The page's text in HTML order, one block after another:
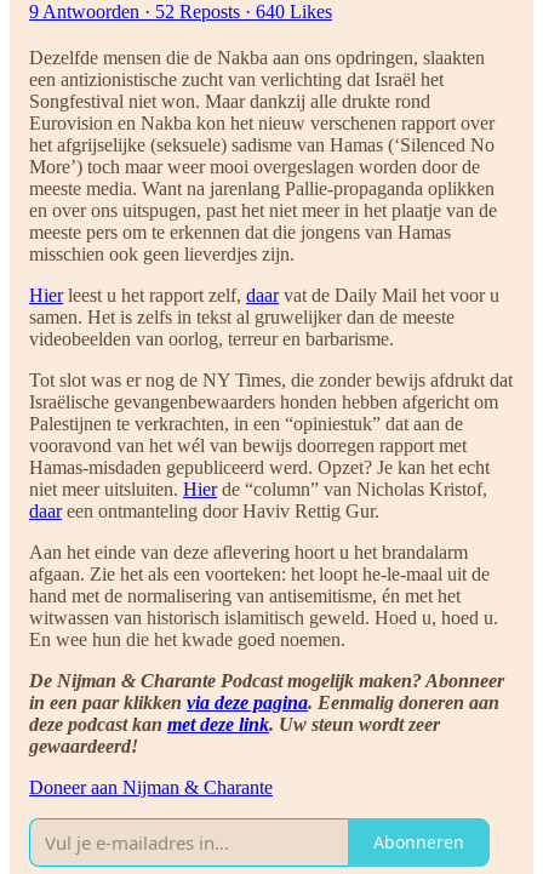
9 Antwoorden · 52 Reposts · 640 Likes
Dezelfde mensen die de Nakba aan ons opdringen, slaakten
een antizionistische zucht van verlichting dat Israël het
Songfestival niet won. Maar dankzij alle drukte rond
Eurovision en Nakba kon het nieuw verschenen rapport over
het afgrijselijke (seksuele) sadisme van Hamas (‘Silenced No
More’) toch maar weer mooi overgeslagen worden door de
meeste media. Want na jarenlang Pallie-propaganda oplikken
en over ons uitspugen, past het niet meer in het plaatje van de
meeste pers om te erkennen dat die jongens van Hamas
misschien ook geen lieverdjes zijn.
Hierleest u het rapport zelf, daarvat de Daily Mail het voor u
samen. Het is zelfs in tekst al gruwelijker dan de meeste
videobeelden van oorlog, terreur en barbarisme.
Tot slot was er nog de NY Times, die zonder bewijs afdrukt dat
Israëlische gevangenbewaarders honden hebben afgericht om
Palestijnen te verkrachten, in een “opiniestuk” dat aan de
vooravond van het wél van bewijs doorregen rapport met
Hamas-misdaden gepubliceerd werd. Opzet? Je kan het echt
niet meer uitsluiten. Hierde “column” van Nicholas Kristof,
daareen ontmanteling door Haviv Rettig Gur.
Aan het einde van deze aflevering hoort u het brandalarm
afgaan. Zie het als een voorteken: het loopt he-le-maal uit de
hand met de normalisering van antisemitisme, én met het
witwassen van historisch islamitisch geweld. Hoed u, hoed u.
En wee hun die het kwade goed noemen.
De Nijman & Charante Podcast mogelijk maken? Abonneer
in een paar klikken via deze pagina. Eenmalig doneren aan
deze podcast kan met deze link. Uw steun wordt zeer
gewaardeerd!
Doneer aan Nijman & Charante
Abonneren